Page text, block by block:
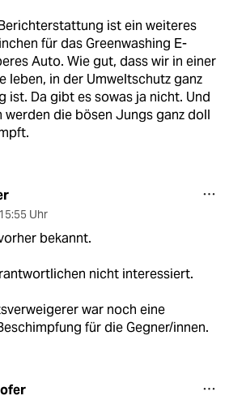
ist ein weiteres
für das Greenwashing E-
Auto. Wie gut, dass wir in einer
leben, in der Umweltschutz ganz
ist. Da gibt es sowas ja nicht. Und
werden die bösen Jungs ganz doll
15:55 Uhr
bekannt.
nicht interessiert.
war noch eine
für die Gegner/innen.